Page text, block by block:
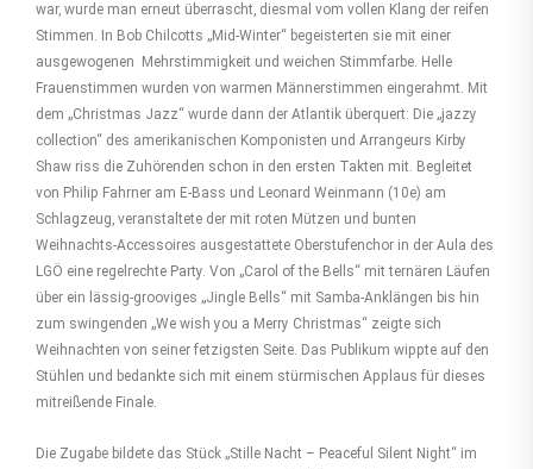
war, wurde man erneut überrascht, diesmal vom vollen Klang der reifen
Stimmen. In Bob Chilcotts „Mid-Winter“ begeisterten sie mit einer
ausgewogenen Mehrstimmigkeit und weichen Stimmfarbe. Helle
Frauenstimmen wurden von warmen Männerstimmen eingerahmt. Mit
dem „Christmas Jazz“ wurde dann der Atlantik überquert: Die „jazzy
collection“ des amerikanischen Komponisten und Arrangeurs Kirby
Shaw riss die Zuhörenden schon in den ersten Takten mit. Begleitet
von Philip Fahrner am E-Bass und Leonard Weinmann (10e) am
Schlagzeug, veranstaltete der mit roten Mützen und bunten
Weihnachts-Accessoires ausgestattete Oberstufenchor in der Aula des
LGÖ eine regelrechte Party. Von „Carol of the Bells“ mit ternären Läufen
über ein lässig-grooviges „Jingle Bells“ mit Samba-Anklängen bis hin
zum swingenden „We wish you a Merry Christmas“ zeigte sich
Weihnachten von seiner fetzigsten Seite. Das Publikum wippte auf den
Stühlen und bedankte sich mit einem stürmischen Applaus für dieses
mitreißende Finale.
Die Zugabe bildete das Stück „Stille Nacht – Peaceful Silent Night“ im